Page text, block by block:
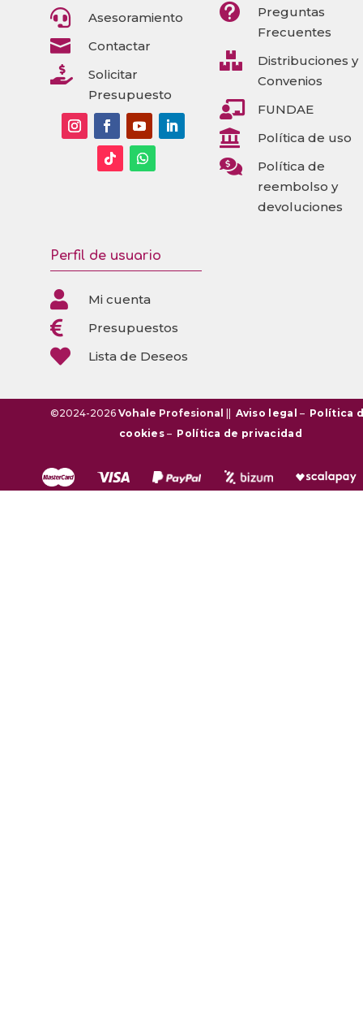
 Asesoramiento
 Contactar

Solicitar
Presupuesto

Preguntas
Frecuentes

Distribuciones y
Convenios
 FUNDAE
 Política de uso

Política de
reembolso y
devoluciones
Perfil de usuario
 Mi cuenta
 Presupuestos
 Lista de Deseos
©2024-2026 Vohale Profesional || Aviso legal – Política
cookies– Política de privacidad